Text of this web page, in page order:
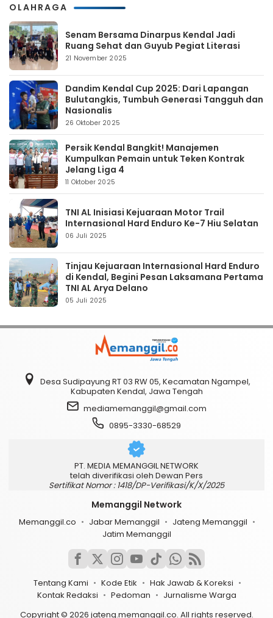
OLAHRAGA
Senam Bersama Dinarpus Kendal Jadi
Ruang Sehat dan Guyub Pegiat Literasi
21 November 2025
Dandim Kendal Cup 2025: Dari Lapangan
Bulutangkis, Tumbuh Generasi Tangguh dan
Nasionalis
26 Oktober 2025
Persik Kendal Bangkit! Manajemen
Kumpulkan Pemain untuk Teken Kontrak
Jelang Liga 4
11 Oktober 2025
TNI AL Inisiasi Kejuaraan Motor Trail
Internasional Hard Enduro Ke-7 Hiu Selatan
06 Juli 2025
Tinjau Kejuaraan Internasional Hard Enduro
di Kendal, Begini Pesan Laksamana Pertama
TNI AL Arya Delano
05 Juli 2025
Desa Sudipayung RT 03 RW 05, Kecamatan Ngampel,
Kabupaten Kendal, Jawa Tengah
mediamemanggil@gmail.com
0895-3330-68529
PT. MEDIA MEMANGGIL NETWORK
telah diverifikasi oleh Dewan Pers
Sertifikat Nomor : 1418/DP-Verifikasi/K/X/2025
Memanggil Network
Memanggil.co Jabar Memanggil
Jateng Memanggil
Jatim Memanggil
Tentang Kami Kode Etik
Hak Jawab & Koreksi
Kontak Redaksi
Pedoman
Jurnalisme Warga
Copyright © 2026 jateng.memanggil.co. All rights reserved.